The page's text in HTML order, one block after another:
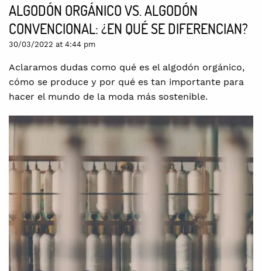
ALGODÓN ORGÁNICO VS. ALGODÓN
CONVENCIONAL: ¿EN QUÉ SE DIFERENCIAN?
30/03/2022 at 4:44 pm
Aclaramos dudas como qué es el algodón orgánico,
cómo se produce y por qué es tan importante para
hacer el mundo de la moda más sostenible.